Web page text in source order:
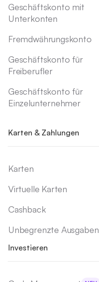
Geschäftskonto mit
Unterkonten
Fremdwährungskonto
Geschäftskonto für
Freiberufler
Geschäftskonto für
Einzelunternehmer
Karten & Zahlungen
Karten
Virtuelle Karten
Cashback
Unbegrenzte Ausgaben
Investieren